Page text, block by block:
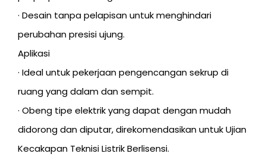
· Desain tanpa pelapisan untuk menghindari
perubahan presisi ujung.
Aplikasi
· Ideal untuk pekerjaan pengencangan sekrup di
ruang yang dalam dan sempit.
· Obeng tipe elektrik yang dapat dengan mudah
didorong dan diputar, direkomendasikan untuk Ujian
Kecakapan Teknisi Listrik Berlisensi.